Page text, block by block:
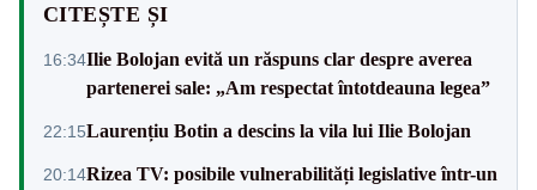
CITEȘTE ȘI
16:34Ilie Bolojan evită un răspuns clar despre averea
partenerei sale: „Am respectat întotdeauna legea”
22:15Laurențiu Botin a descins la vila lui Ilie Bolojan
20:14Rizea TV: posibile vulnerabilități legislative într-un